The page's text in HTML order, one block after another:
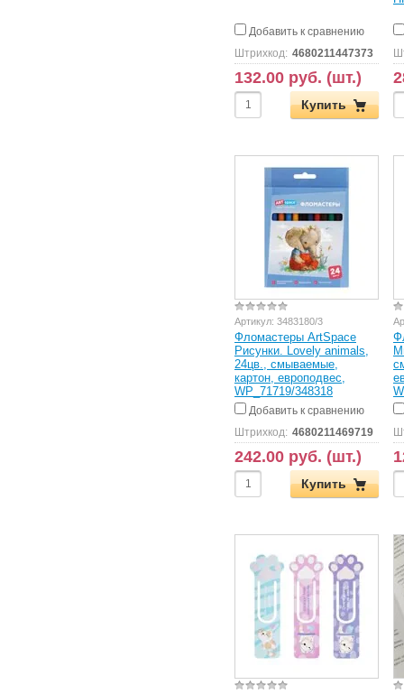
Добавить к сравнению
Штрихкод: 4680211447373
132.00 руб. (шт.)
Купить
Артикул: 3483180/3
Фломастеры ArtSpace
Рисунки. Lovely animals,
24цв., смываемые,
картон, европодвес,
WP_71719/348318
Добавить к сравнению
Штрихкод: 4680211469719
242.00 руб. (шт.)
Купить